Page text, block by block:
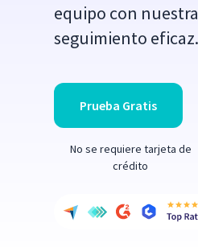
equipo con
seguimiento eficaz.
Prueba Gratis
No se requiere tarjeta de
crédito